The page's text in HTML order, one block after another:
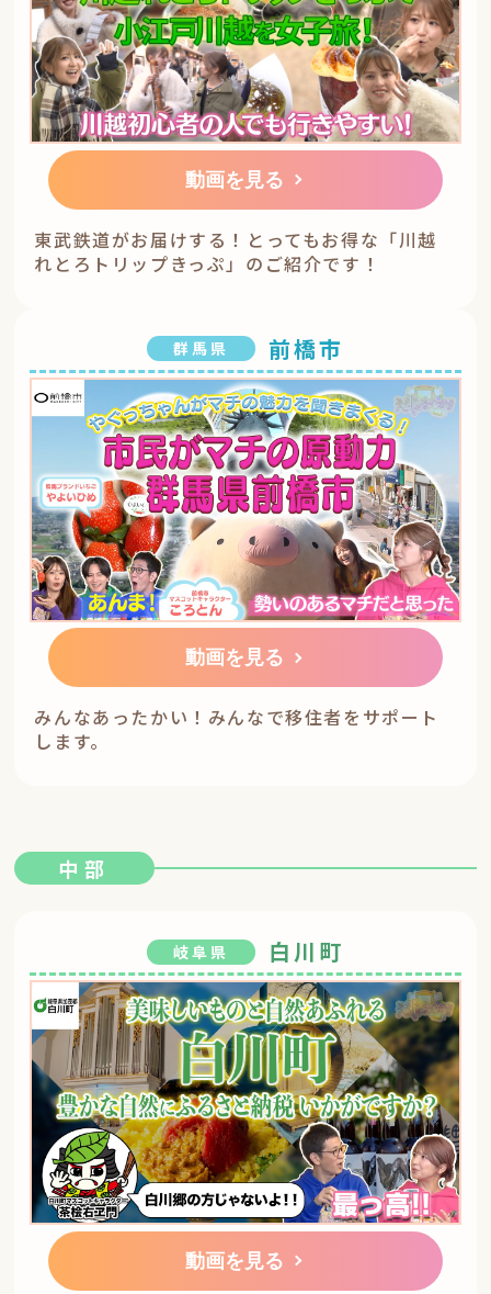
動画を見る
東武鉄道がお届けする！とってもお得な「川越
れとろトリップきっぷ」のご紹介です！
群馬県 前橋市
動画を見る
みんなあったかい！みんなで移住者をサポート
します。
中部
岐阜県 白川町
動画を見る